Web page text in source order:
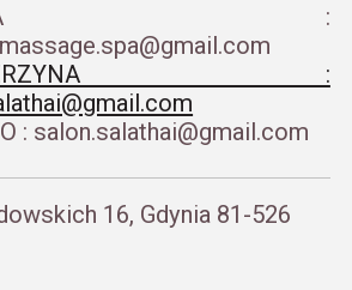
:
:
: salon.salathai@gmail.com
16, Gdynia 81-526